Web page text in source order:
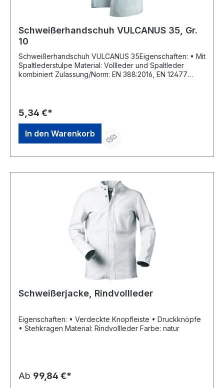
Schweißerhandschuh VULCANUS 35, Gr.
10
Schweißerhandschuh VULCANUS 35Eigenschaften: • Mit
Spaltlederstulpe Material: Vollleder und Spaltleder
kombiniert Zulassung/Norm: EN 388:2016, EN 12477
5,34 €*
In den Warenkorb
Schweißerjacke, Rindvollleder
Eigenschaften: • Verdeckte Knopfleiste • Druckknöpfe
• Stehkragen Material: Rindvollleder Farbe: natur
Ab 99,84 €*